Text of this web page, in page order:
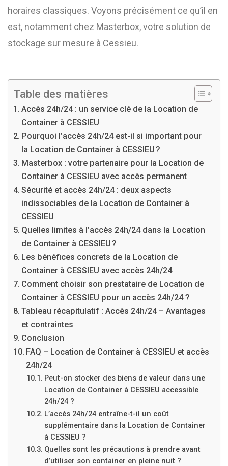
horaires classiques. Voyons précisément ce qu’il en
est, notamment chez Masterbox, votre solution de
stockage sur mesure à Cessieu.
Table des matières
Accès 24h/24 : un service clé de la Location de
Container à CESSIEU
Pourquoi l’accès 24h/24 est-il si important pour
la Location de Container à CESSIEU ?
Masterbox : votre partenaire pour la Location de
Container à CESSIEU avec accès permanent
Sécurité et accès 24h/24 : deux aspects
indissociables de la Location de Container à
CESSIEU
Quelles limites à l’accès 24h/24 dans la Location
de Container à CESSIEU ?
Les bénéfices concrets de la Location de
Container à CESSIEU avec accès 24h/24
Comment choisir son prestataire de Location de
Container à CESSIEU pour un accès 24h/24 ?
Tableau récapitulatif : Accès 24h/24 – Avantages
et contraintes
Conclusion
FAQ – Location de Container à CESSIEU et accès
24h/24
Peut-on stocker des biens de valeur dans une
Location de Container à CESSIEU accessible
24h/24 ?
L’accès 24h/24 entraîne-t-il un coût
supplémentaire dans la Location de Container
à CESSIEU ?
Quelles sont les précautions à prendre avant
d’utiliser son container en pleine nuit ?